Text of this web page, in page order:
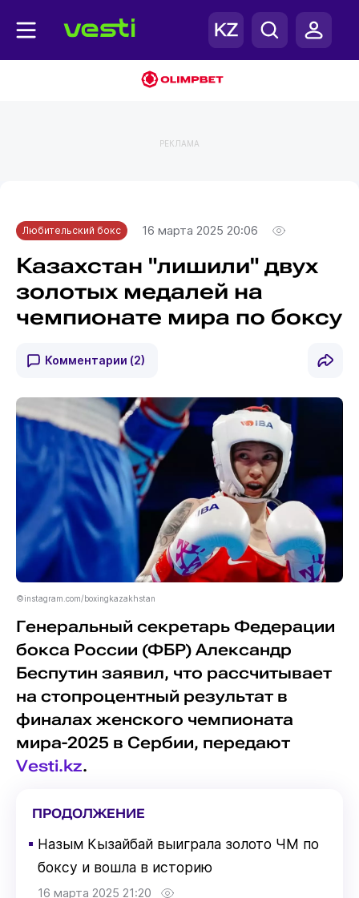
РЕКЛАМА
Любительский бокс 16 марта 2025 20:06
Казахстан "лишили" двух
золотых медалей на
чемпионате мира по боксу
Комментарии (2)
©instagram.com/boxingkazakhstan
Генеральный секретарь Федерации
бокса России (ФБР) Александр
Беспутин заявил, что рассчитывает
на стопроцентный результат в
финалах женского чемпионата
мира-2025 в Сербии, передают
Vesti.kz.
ПРОДОЛЖЕНИЕ
▪ Назым Кызайбай выиграла золото ЧМ по
боксу и вошла в историю
16 марта 2025 21:20